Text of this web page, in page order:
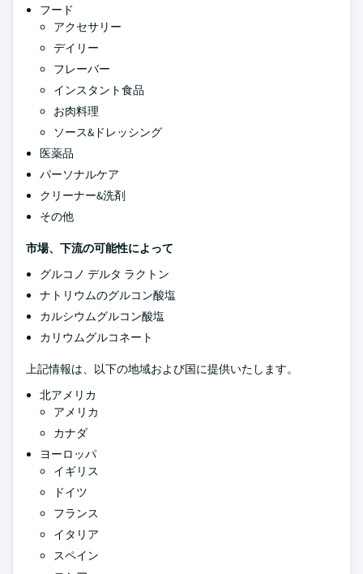
フード
アクセサリー
デイリー
フレーバー
インスタント食品
お肉料理
ソース&ドレッシング
医薬品
パーソナルケア
クリーナー&洗剤
その他
市場、下流の可能性によって
グルコノ デルタ ラクトン
ナトリウムのグルコン酸塩
カルシウムグルコン酸塩
カリウムグルコネート
上記情報は、以下の地域および国に提供いたします。
北アメリカ
アメリカ
カナダ
ヨーロッパ
イギリス
ドイツ
フランス
イタリア
スペイン